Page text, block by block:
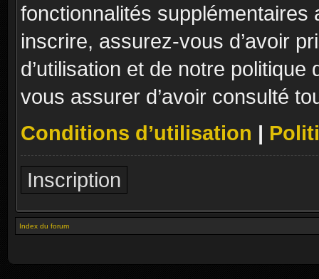
fonctionnalités
inscrire, assurez-vous d’avoir
d’utilisation et de notre
vous assurer d’avoir consulté
Conditions d’utilisation |
Inscription
Index du forum